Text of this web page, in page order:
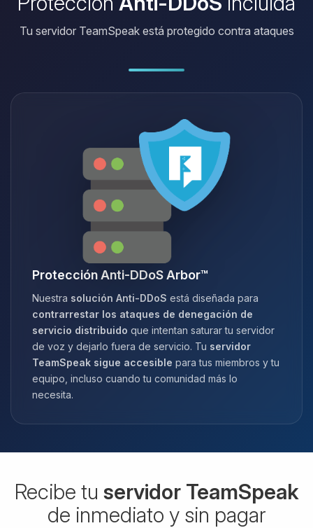
Tu servidor TeamSpeak está protegido contra ataques
Protección Anti-DDoS Arbor™
Nuestra solución Anti-DDoS está diseñada para
contrarrestar los ataques de denegación de
servicio distribuido que intentan saturar tu servidor
de voz y dejarlo fuera de servicio. Tu servidor
TeamSpeak sigue accesible para tus miembros y tu
equipo, incluso cuando tu comunidad más lo
necesita.
Recibe tu servidor TeamSpeak
de inmediato y sin pagar